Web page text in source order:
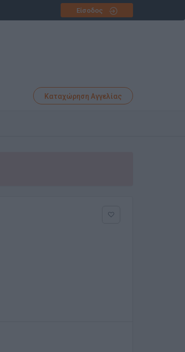
Είσοδος
Καταχώρηση Αγγελίας